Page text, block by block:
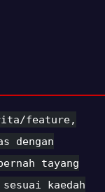
feature,
dengan
tayang
kaedah